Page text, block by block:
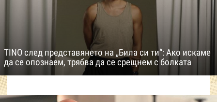
TINO след представянето на „Била си ти“: Ако искаме
да се опознаем, трябва да се срещнем с болката